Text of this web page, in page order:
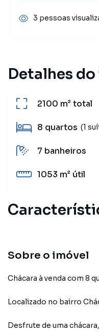
Detalhes
2100 m²total
8 quartos (1
7 banheiros
1053 m² útil
Sobre o imóvel
Chácara à venda com 8
Localizado no bairro
Desfrute de uma chácara
3 pessoas